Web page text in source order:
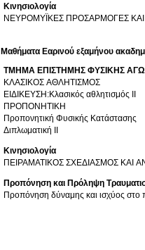
Κινησιολογία
ΝΕΥΡΟΜΥΪΚΕΣ ΠΡΟΣΑΡΜΟΓΕΣ
Μαθήματα Εαρινού εξαμήνου
ΤΜΗΜΑ ΕΠΙΣΤΗΜΗΣ ΦΥΣΙΚΗΣ
ΚΛΑΣΙΚΟΣ ΑΘΛΗΤΙΣΜΟΣ
ΕΙΔΙΚΕΥΣΗ:Κλασικός αθλητισμός ΙΙ
ΠΡΟΠΟΝΗΤΙΚΗ
Προπονητική Φυσικής Κατάστασης
Διπλωματική ΙΙ
Κινησιολογία
ΠΕΙΡΑΜΑΤΙΚΟΣ ΣΧΕΔΙΑΣΜΟΣ ΚΑΙ
Προπόνηση και Πρόληψη
Προπόνηση δύναμης και ισχύος στο